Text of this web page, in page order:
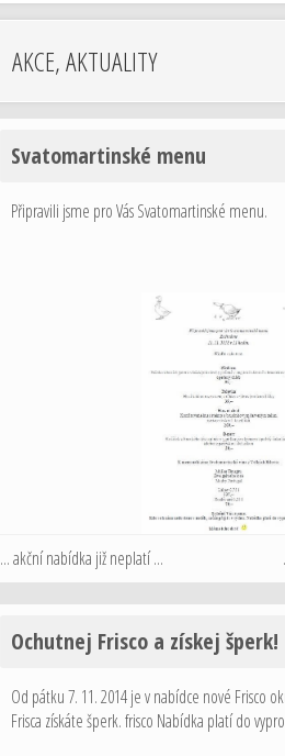
AKCE, AKTUALITY
Svatomartinské menu
Připravili jsme pro Vás Svatomartinské menu.
... akční nabídka již neplatí ...
Ochutnej Frisco a získej šperk!
Od pátku 7. 11. 2014 je v nabídce nové Frisco
Frisca získáte šperk. frisco Nabídka platí do